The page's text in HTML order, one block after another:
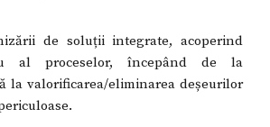
de soluții integrate, acoperind
al proceselor, începând de la
la valorificarea/eliminarea deșeurilor